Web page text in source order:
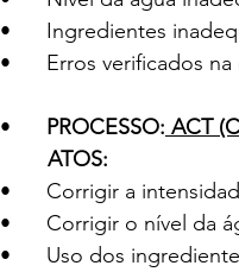
•      Ingredientes
•      Erros verificados
• PROCESSO: ACT
ATOS:
•      Corrigir a
•      Corrigir o nível da
•      Uso dos